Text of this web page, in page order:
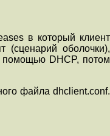
в который клиент
(сценарий оболочки),
помощью DHCP, потом
файла dhclient.conf.